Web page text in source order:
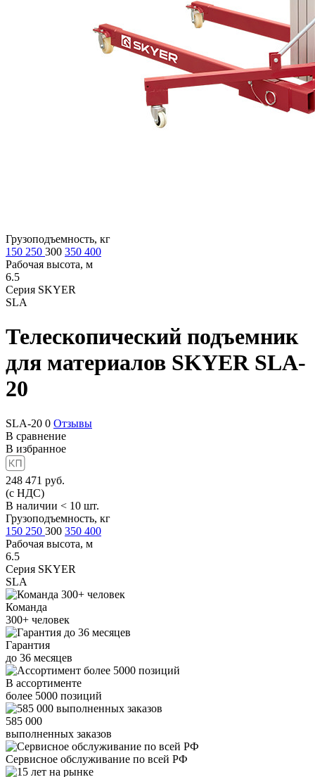
Грузоподъемность, кг
150 250 300 350 400
Рабочая высота, м
6.5
Серия SKYER
SLA
Телескопический подъемник
для материалов SKYER SLA-
20
SLA-20 0 Отзывы
В сравнение
В избранное
248 471 руб.
(с НДС)
В наличии < 10 шт.
Грузоподъемность, кг
150 250 300 350 400
Рабочая высота, м
6.5
Серия SKYER
SLA
Команда
300+ человек
Гарантия
до 36 месяцев
В ассортименте
более 5000 позиций
585 000
выполненных заказов
Сервисное обслуживание по всей РФ